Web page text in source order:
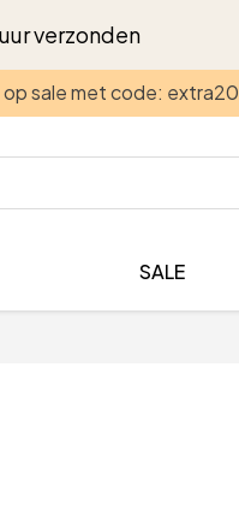
verzonden
sale met code: extra20
SALE